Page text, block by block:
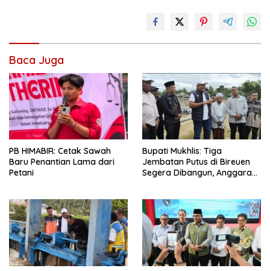
Baca Juga
PB HIMABIR: Cetak Sawah
Baru Penantian Lama dari
Petani
Bupati Mukhlis: Tiga
Jembatan Putus di Bireuen
Segera Dibangun, Anggaran